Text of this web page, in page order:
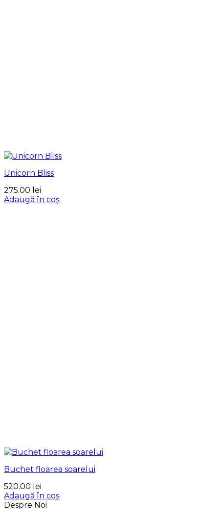
Unicorn Bliss
275.00 lei
Adaugă în coș
Buchet floarea soarelui
520.00 lei
Adaugă în coș
Despre Noi